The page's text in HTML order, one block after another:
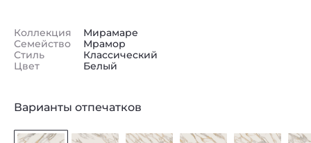
Коллекция
Семейство
Стиль
Цвет
Мирамаре
Мрамор
Классический
Белый
Варианты отпечатков